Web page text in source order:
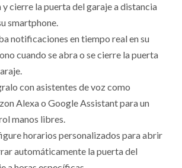
y cierre la puerta del garaje a distancia
smartphone.
notificaciones en tiempo real en su
cuando se abra o se cierre la puerta
con asistentes de voz como
Alexa o Google Assistant para un
manos libres.
horarios personalizados para abrir
automáticamente la puerta del